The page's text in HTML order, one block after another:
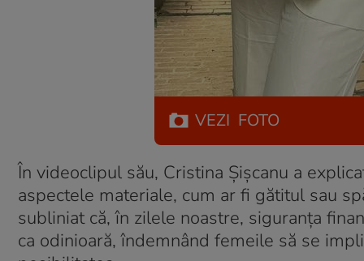
VEZI FOTO
În videoclipul său, Cristina Șișcanu a
aspectele materiale, cum ar fi gătitul sau
subliniat că, în zilele noastre, siguranța
ca odinioară, îndemnând femeile să se